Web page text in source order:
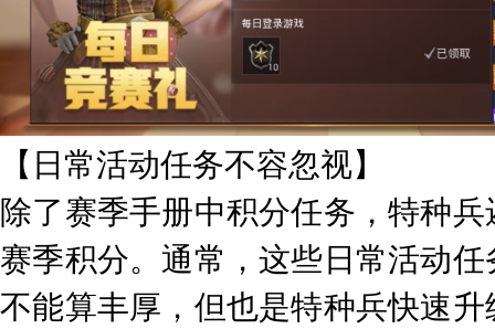
【日常活动任务不容忽视】
除了赛季手册中积分任务，特种
赛季积分。通常，这些日常活动
不能算丰厚，但也是特种兵快速